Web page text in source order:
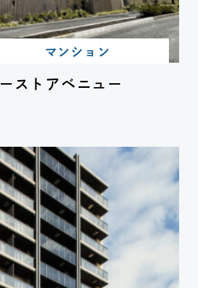
マンション
ストアベニュー